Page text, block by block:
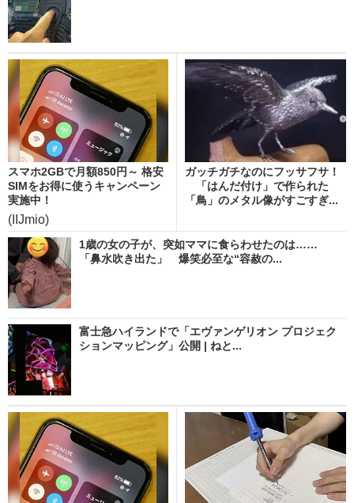
スマホ2GBで月額850円～ 格安
SIMをお得に使うキャンペーン
実施中！
(IIJmio)
ガッチガチなのにフッサフサ！
「はんだ付け」で作られた
「鳥」のメタル像がすごすぎ...
1歳の女の子が、突如ママに食らわせたのは……
「鼻水吹き出た」 爆笑必至な“容赦の...
富士急ハイランドで「エヴァンゲリオン プロジェク
ションマッピング」公開 | ねと...